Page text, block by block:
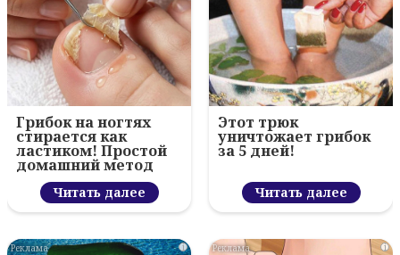
Грибок на ногтях
стирается как
ластиком! Простой
домашний метод
Читать далее
Этот трюк
уничтожает грибок
за 5 дней!
Читать далее
i i